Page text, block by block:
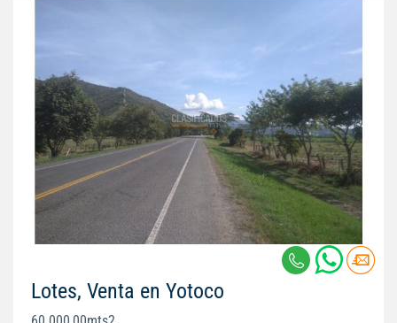
Lotes, Venta en Yotoco